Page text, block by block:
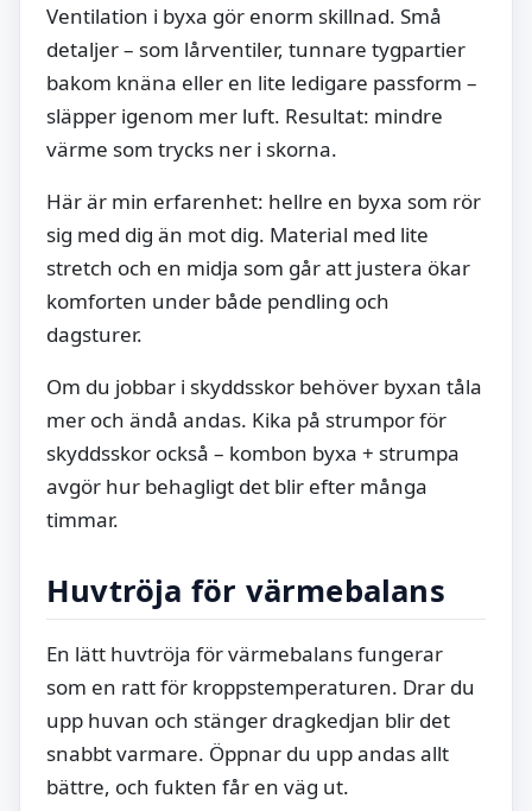
Ventilation i byxa gör enorm skillnad. Små
detaljer – som lårventiler, tunnare tygpartier
bakom knäna eller en lite ledigare passform –
släpper igenom mer luft. Resultat: mindre
värme som trycks ner i skorna.
Här är min erfarenhet: hellre en byxa som rör
sig med dig än mot dig. Material med lite
stretch och en midja som går att justera ökar
komforten under både pendling och
dagsturer.
Om du jobbar i skyddsskor behöver byxan tåla
mer och ändå andas. Kika på strumpor för
skyddsskor också – kombon byxa + strumpa
avgör hur behagligt det blir efter många
timmar.
Huvtröja för värmebalans
En lätt huvtröja för värmebalans fungerar
som en ratt för kroppstemperaturen. Drar du
upp huvan och stänger dragkedjan blir det
snabbt varmare. Öppnar du upp andas allt
bättre, och fukten får en väg ut.